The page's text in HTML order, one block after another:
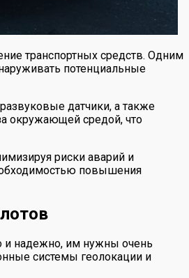
транспортных средств. Одним
потенциальные
датчики, а также
окружающей средой, что
риски аварий и
повышения
и надежно, им нужны очень
системы геолокации и